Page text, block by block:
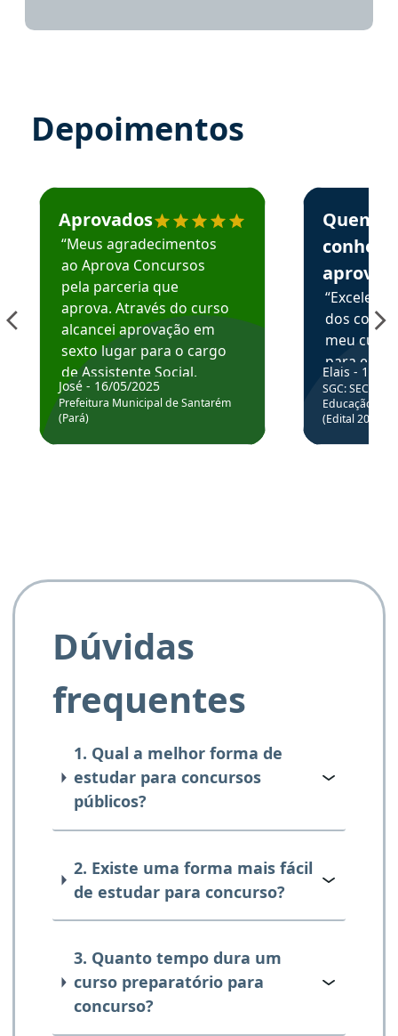
Depoimentos
Estudante José recomenda o Aprova Concursos em
Aprovados
“Meus agradecimentos
ao Aprova Concursos
pela parceria que
aprova. Através do curso
alcancei aprovação em
sexto lugar para o cargo
de Assistente Social.
Hoje estou atuando na
Prefeitura de Santarém.
José - 16/05/2025
Prefeitura Municipal de Santarém
(Pará)
Estudante
Quem
aprova
dos
meu
para
colocar
através
de
Elais - 15/
SGC: SEC BA
Educação
(Edital
Dúvidas
frequentes
1. Qual a melhor forma de
estudar para concursos
públicos?
2. Existe uma forma mais fácil
de estudar para concurso?
3. Quanto tempo dura um
curso preparatório para
concurso?